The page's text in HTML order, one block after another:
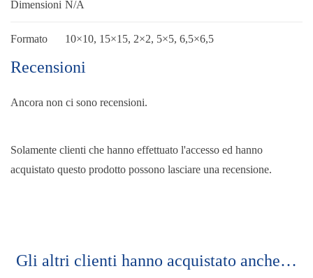
Dimensioni N/A
Formato 10×10, 15×15, 2×2, 5×5, 6,5×6,5
Recensioni
Ancora non ci sono recensioni.
Solamente clienti che hanno effettuato l'accesso ed hanno
acquistato questo prodotto possono lasciare una recensione.
Gli altri clienti hanno acquistato anche…